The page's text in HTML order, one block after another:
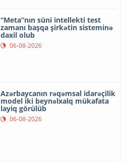
“Meta”nın süni intellekti test
zamanı başqa şirkətin sisteminə
daxil olub
06-08-2026
Azərbaycanın rəqəmsal idarəçilik
model iki beynəlxalq mükafata
layiq görülüb
06-08-2026